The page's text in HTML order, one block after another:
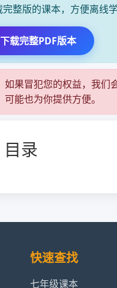
整版的课本，方便离线学
载完整PDF版本
果冒犯您的权益，我
能也为你提供方便。
目录
快速查找
七年级课本